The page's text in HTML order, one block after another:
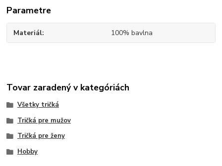
Parametre
Materiál 100% bavlna
Tovar zaradený v kategóriách
Všetky tričká
Tričká pre mužov
Tričká pre ženy
Hobby